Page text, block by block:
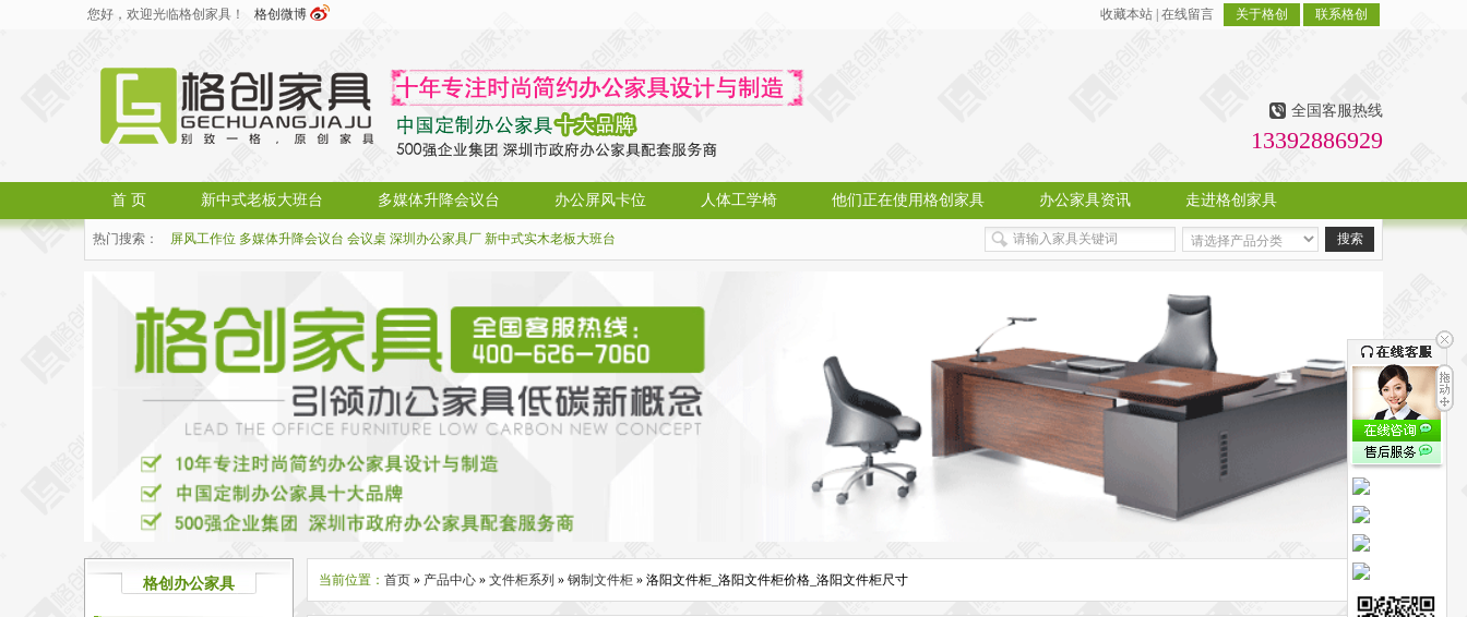
您好，欢迎光临格创家具！ 格创微博 收藏本站 在线留言 关于格创 联系格创
全国客服热线
13392886929
首 页 新中式老板大班台 多媒体升降会议台 办公屏风卡位 人体工学椅 他们正在使用格创家具 办公家具资讯 走进格创家具
热门搜索： 屏风工作位 多媒体升降会议台 会议桌 深圳办公家具厂 新中式实木老板大班台
格创办公家具 当前位置： 首页 » 产品中心 » 文件柜系列 » 钢制文件柜 » 洛阳文件柜_洛阳文件柜价格_洛阳文件柜尺寸